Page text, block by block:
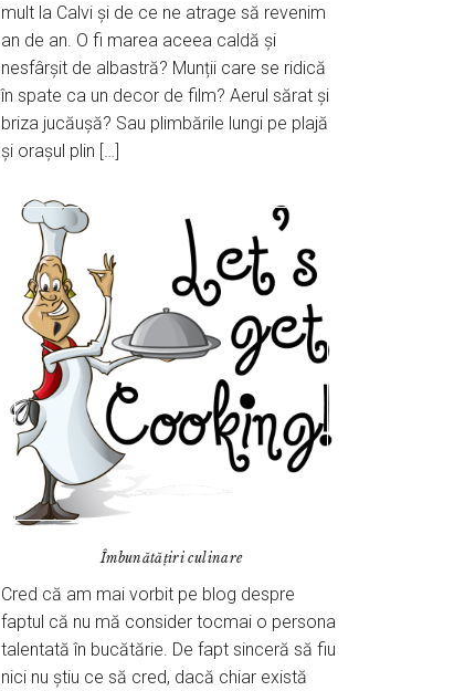
mult la Calvi și de ce ne atrage să revenim
an de an. O fi marea aceea caldă și
nesfârșit de albastră? Munții care se ridică
în spate ca un decor de film? Aerul sărat și
briza jucăușă? Sau plimbările lungi pe plajă
și orașul plin […]
Îmbunătățiri culinare
Cred că am mai vorbit pe blog despre
faptul că nu mă consider tocmai o persona
talentată în bucătărie. De fapt sinceră să fiu
nici nu știu ce să cred, dacă chiar există